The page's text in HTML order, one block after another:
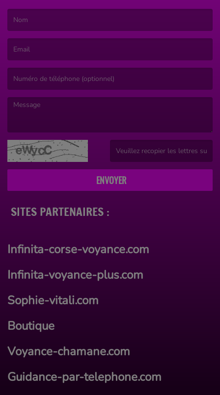
ENVOYER
SITES PARTENAIRES :
Infinita-corse-voyance.com
Infinita-voyance-plus.com
Sophie-vitali.com
Boutique
Voyance-chamane.com
Guidance-par-telephone.com